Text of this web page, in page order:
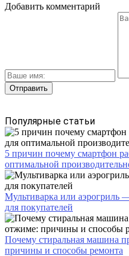
Добавить комментарий
Популярные статьи
5 причин почему смартфон
оптимальной
Мультиварка или аэрогриль
для покупателей
Почему стиральная машина
причины и способы ремонта